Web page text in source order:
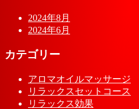
2024年8月
2024年6月
カテゴリー
アロマオイルマッサージ
リラックスセットコース
リラックス効果